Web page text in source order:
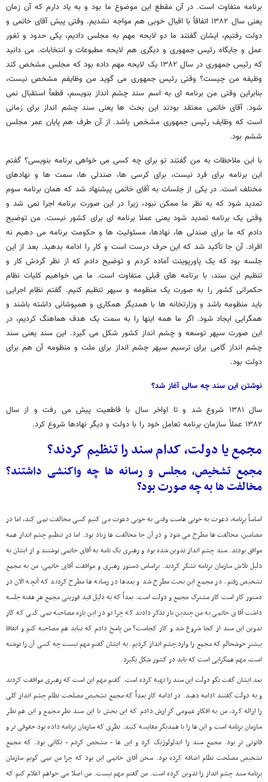
برنامه متفاوت است. در آن مقطع این موضوع ما بود و به یاد دارم که آن زمان
یعنی سال ۱۳۸۲ اتفاقاً با اقبال خوبی هم مواجه نشدیم. وقتی پیش آقای خاتمی و
دولت رفتیم، ایشان گفتند ما دو لایحه مهم به مجلس دادیم، یکی حدود و ثغور
عمل و جایگاه رئیس جمهوری و دیگری هم لایحه مطبوعات و انتخابات. می دانید
که رئیس جمهوری در سال ۱۳۸۲ یک لایحه مهم داده بود که مجلس مشخص کند
وظیفه من چیست؟ وقتی رئیس جمهوری می گوید من وظایفم مشخص نیست،
بنابراین وقتی من برنامه ای به اسم سند چشم انداز بنویسم، قطعاً استقبال نمی
شود. آقای خاتمی معتقد بودند این بحث ها یعنی سند چشم انداز برای زمانی
است که وظایف رئیس جمهوری مشخص باشد. از آن طرف هم پایان عمر مجلس
ششم بود.
با این ملاحظات به من گفتند تو برای چه کسی می خواهی برنامه بنویسی؟ گفتم
این برنامه برای فرد نیست، برای کرسی ها، صندلی ها، سمت ها و نهادهای
مختلف است. در یکی از جلسات به آقای خاتمی پیشنهاد شد که همان برنامه سوم
تمدید شود که به نظر ما ممکن نبود، زیرا در این صورت برنامه اجرا نمی شد و
وقتی یک برنامه تمدید شود یعنی عملا برنامه ای برای کشور نیست. من توضیح
دادم که ما برای صندلی ها، نهادها، مسئولیت ها و حکومت برنامه می دهیم نه
افراد. آن جا تأکید شد که این حرف درست است و کار را ادامه بدهید. بعد از این
جلسه بود که یک پاورپوینت آماده کردم و توضیح دادم که از نظر گردش کار و
تنظیم این سند، با برنامه های قبلی متفاوت است. ما می خواهیم کلیات نظام
حکمرانی کشور را به صورت یک منظومه و سپهر تنظیم کنیم. گفتم نظام اجرایی
باید منظومه باشد و وزارتخانه ها با همدیگر همکاری و همپوشانی داشته باشند و
همگرایی ایجاد شود. اگر ما همه اینها را به سمت یک هدف هماهنگ کردیم، در
این صورت سپهر توسعه و چشم انداز کشور شکل می گیرد. این سند یعنی سند
چشم انداز گامی برای ترسیم سپهر چشم انداز برای ملت و منظومه آن هم برای
دولت بود.
نوشتن این سند چه سالی آغاز شد؟
سال ۱۳۸۱ شروع شد و تا اواخر سال با قاطعیت پیش می رفت و از سال
۱۳۸۲ عملاً سازمان برنامه تعامل خود را با دولت و دیگر نهادها شروع کرد.
مجمع یا دولت، کدام سند را تنظیم کردند؟
مجمع تشخیص، مجلس و رسانه ها چه واکنشی داشتند؟
مخالفت ها به چه صورت بود؟
اساساً برنامه، دعوت به خوبی هاست وقتی به خوبی دعوت می کنیم کسی مخالفت نمی کند، اما در
مضامین، مخالفت ها مطرح می شود و در آن جا مخالفت ها زیاد بود. اما در تنظیم چشم انداز همه
موافق بودند. سند چشم انداز تدوین شده بود و رهبری یک نامه به آقای خاتمی نوشتند و از ایشان به
دلیل تلاش سازمان برنامه تشکر کردند. براساس دستور رهبری و موافقت آقای خاتمی، من به مجمع
تشخیص رفتم. در مجمع این بحث مطرح شد و بعدها در رسانه ها مطرح کردند که آنچه الان در
دستور کار است کار مشترک مجمع و دولت است. بعداً که به دلیل قید فوریتی مجمع هر هفته جلسه
داشت آقای خاتمی به من چندین بار تذکر دادند که چرا تو در این باره مصاحبه نمی کنی که کار
تدوین این سند از کجا شروع شد و کار کجاست؟ من پاسخ دادم که نباید هم مصاحبه کنم و اتفاقا
بیشتر خوشحالم که مجمع را وارد چشم انداز کردیم. به ایشان گفتم مهم نیست چه کسی آن را نوشته
است، مهم همگرایی است که باید در کشور شکل بگیرد.
بعد ایشان گفت بگو دولت این سند را تهیه کرده است. گفتم مهم این است که رهبری موافقت کردند
و به دولت گفتند ادامه دهید. در ادامه کار بعداً که مجمع تشخیص مصلحت نظام چشم انداز کلی
را ارائه کرد، من به افکار عمومی گزارش دادم که این بخش با این سند نظر مجمع و این هم نظر
سازمان برنامه است و این ها را با همدیگر مقایسه کنید. نظری که سازمان برنامه داده بود حقوقی تر و
قانونی تر بود. مجمع سند را ایدئولوژیک کرد و این ها - مشخص کردم - نکاتی بود. که مجمع
تشخیص مصلحت نظام اضافه کرده بود. سخن آقای خاتمی این بود که چرا من نمی گویم سازمان
برنامه سند چشم انداز را تدوین کرده است. من گفتم مهم نیست. من اصلا می خواهم اعلام کنم که